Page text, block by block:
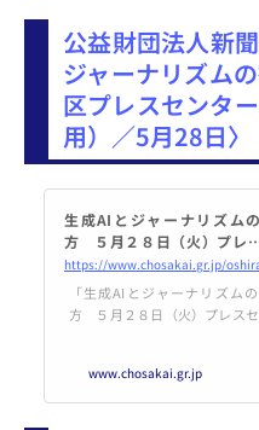
公益財団法人新
ジャーナリズム
区プレスセンタ
用）／5月28日〉
生成AIとジャーナリズム
方 ５月２８日（火）プレス
ンターホールで開催 | 公益
法人新聞通信調査会
「生成AIとジャーナリズム
方 ５月２８日（火）プレス
る調査研究・支援を通し、日本
新聞通信事業の発展に寄与す
www.chosakai.gr.jp